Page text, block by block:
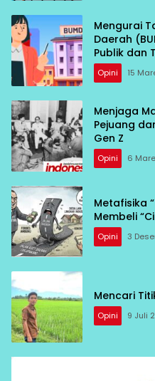
Mengurai
Daerah
Publik dan
Bisnis
Opini 15
Menjaga
Pejuang
Gen Z
Opini 6
Metafisika
Membeli
Opini 3
Mencari
Opini 9 Juli